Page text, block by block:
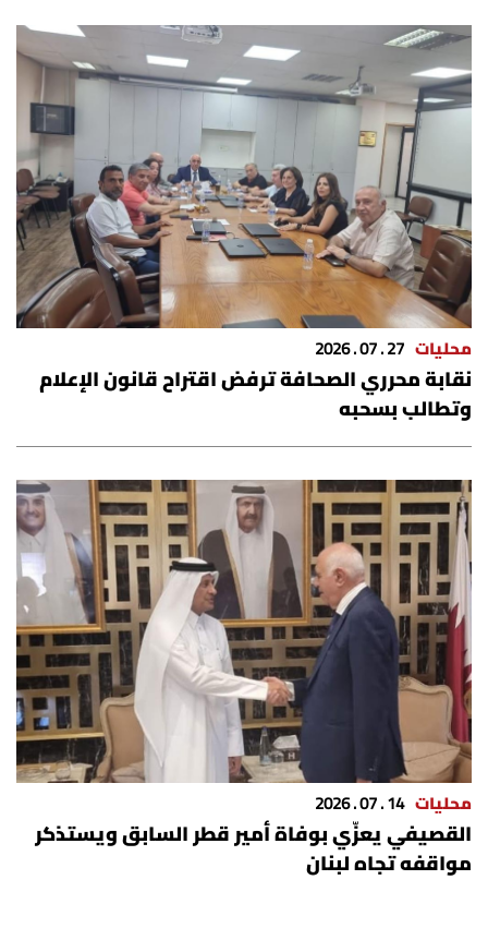
Digital solutions by
محليات 27 . 07 . 2026
نقابة محرري الصحافة ترفض اقتراح قانون الإعلام
وتطالب بسحبه
محليات 14 . 07 . 2026
القصيفي يعزّي بوفاة أمير قطر السابق ويستذكر
مواقفه تجاه لبنان